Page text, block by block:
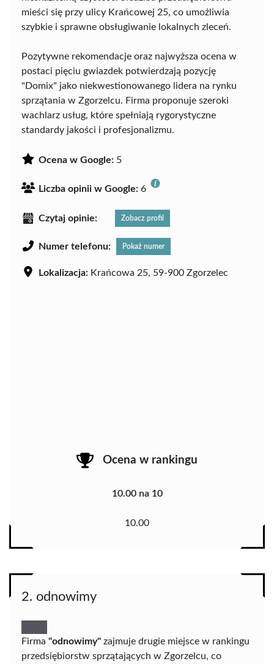
mieści się przy ulicy Krańcowej 25, co umożliwia
szybkie i sprawne obsługiwanie lokalnych zleceń.
Pozytywne rekomendacje oraz najwyższa ocena w
postaci pięciu gwiazdek potwierdzają pozycję
"Domix" jako niekwestionowanego lidera na rynku
sprzątania w Zgorzelcu. Firma proponuje szeroki
wachlarz usług, które spełniają rygorystyczne
standardy jakości i profesjonalizmu.
Ocena w Google: 5
Liczba opinii w Google: 6
Czytaj opinie: Zobacz profil
Numer telefonu: Pokaż numer
Lokalizacja: Krańcowa 25, 59-900 Zgorzelec
Ocena w rankingu
10.00 na 10
10.00
2. odnowimy
Firma "odnowimy" zajmuje drugie miejsce w rankingu
przedsiębiorstw sprzątających w Zgorzelcu, co